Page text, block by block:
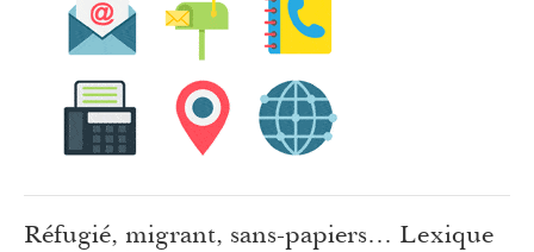
Réfugié, migrant, sans-papiers… Lexique